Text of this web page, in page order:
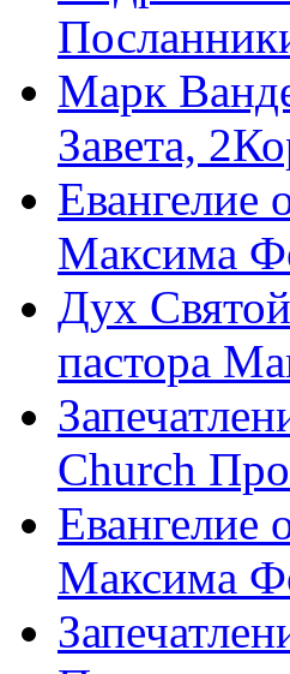
Марк
Завета,
Евангелие
Максима
Дух
пастора
Church
Евангелие
Максима